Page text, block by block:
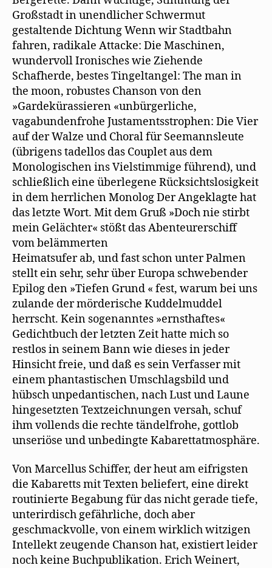
Großstadt in unendlicher Schwermut
gestaltende Dichtung Wenn wir Stadtbahn
fahren, radikale Attacke: Die Maschinen,
wundervoll Ironisches wie Ziehende
Schafherde, bestes Tingeltangel: The man in
the moon, robustes Chanson von den
»Gardekürassieren «unbürgerliche,
vagabundenfrohe Justamentsstrophen: Die Vier
auf der Walze und Choral für Seemannsleute
(übrigens tadellos das Couplet aus dem
Monologischen ins Vielstimmige führend), und
schließlich eine überlegene Rücksichtslosigkeit
in dem herrlichen Monolog Der Angeklagte hat
das letzte Wort. Mit dem Gruß »Doch nie stirbt
mein Gelächter« stößt das Abenteurerschiff
vom belämmerten
Heimatsufer ab, und fast schon unter Palmen
stellt ein sehr, sehr über Europa schwebender
Epilog den »Tiefen Grund « fest, warum bei uns
zulande der mörderische Kuddelmuddel
herrscht. Kein sogenanntes »ernsthaftes«
Gedichtbuch der letzten Zeit hatte mich so
restlos in seinem Bann wie dieses in jeder
Hinsicht freie, und daß es sein Verfasser mit
einem phantastischen Umschlagsbild und
hübsch unpedantischen, nach Lust und Laune
hingesetzten Textzeichnungen versah, schuf
ihm vollends die rechte tändelfrohe, gottlob
unseriöse und unbedingte Kabarettatmosphäre.
Von Marcellus Schiffer, der heut am eifrigsten
die Kabaretts mit Texten beliefert, eine direkt
routinierte Begabung für das nicht gerade tiefe,
unterirdisch gefährliche, doch aber
geschmackvolle, von einem wirklich witzigen
Intellekt zeugende Chanson hat, existiert leider
noch keine Buchpublikation. Erich Weinert,